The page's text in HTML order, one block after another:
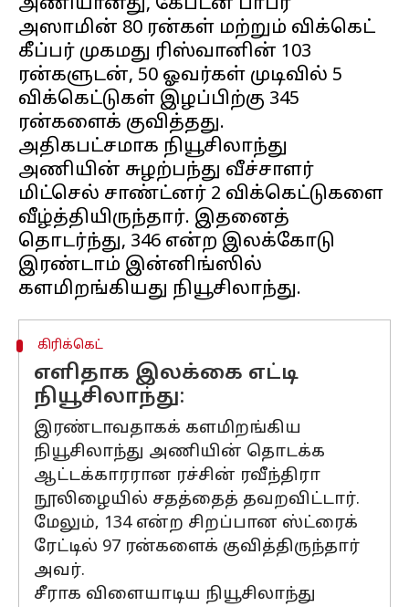
அணியானது, கேப்டன் பாபர்
அஸாமின் 80 ரன்கள் மற்றும் விக்கெட்
கீப்பர் முகமது ரிஸ்வானின் 103
ரன்களுடன், 50 ஓவர்கள் முடிவில் 5
விக்கெட்டுகள் இழப்பிற்கு 345
ரன்களைக் குவித்தது.
அதிகபட்சமாக நியூசிலாந்து
அணியின் சுழற்பந்து வீச்சாளர்
மிட்செல் சாண்ட்னர் 2 விக்கெட்டுகளை
வீழ்த்தியிருந்தார். இதனைத்
தொடர்ந்து, 346 என்ற இலக்கோடு
இரண்டாம் இன்னிங்ஸில்
கிரிக்கெட்
எளிதாக இலக்கை எட்டி
நியூசிலாந்து:
இரண்டாவதாகக் களமிறங்கிய
நியூசிலாந்து அணியின் தொடக்க
ஆட்டக்காரரான ரச்சின் ரவீந்திரா
நூலிழையில் சதத்தைத் தவறவிட்டார்.
மேலும், 134 என்ற சிறப்பான ஸ்ட்ரைக்
ரேட்டில் 97 ரன்களைக் குவித்திருந்தார்
அவர்.
சீராக விளையாடிய நியூசிலாந்து